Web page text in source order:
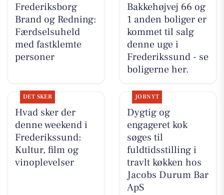
Frederiksborg
Brand og Redning:
Færdselsuheld
med fastklemte
personer
Bakkehøjvej 66 og
1 anden boliger er
kommet til salg
denne uge i
Frederikssund - se
boligerne her.
DET SKER
Hvad sker der
denne weekend i
Frederikssund:
Kultur, film og
vinoplevelser
JOBNYT
Dygtig og
engageret kok
søges til
fuldtidsstilling i
travlt køkken hos
Jacobs Durum Bar
ApS